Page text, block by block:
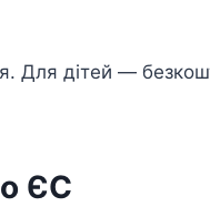
Для дітей —
ЄС